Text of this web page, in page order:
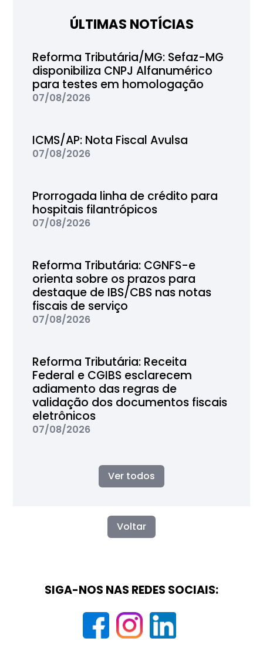
ÚLTIMAS NOTÍCIAS
Reforma Tributária/MG: Sefaz-MG
disponibiliza CNPJ Alfanumérico
para testes em homologação
07/08/2026
ICMS/AP: Nota Fiscal Avulsa
07/08/2026
Prorrogada linha de crédito para
hospitais filantrópicos
07/08/2026
Reforma Tributária: CGNFS-e
orienta sobre os prazos para
destaque de IBS/CBS nas notas
fiscais de serviço
07/08/2026
Reforma Tributária: Receita
Federal e CGIBS esclarecem
adiamento das regras de
validação dos documentos fiscais
eletrônicos
07/08/2026
Ver todos
Voltar
SIGA-NOS NAS REDES SOCIAIS: